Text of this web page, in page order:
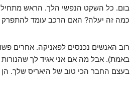
בום. כל השקט הנפשי הלך. הראש
כמה זה יעלה? האם הרכב עומד להתפרק
רוב האנשים נכנסים לפאניקה. אחרים
באמת). אבל מה אם אני אגיד לך
בעצם החבר הכי טוב של היאריס שלך. הן